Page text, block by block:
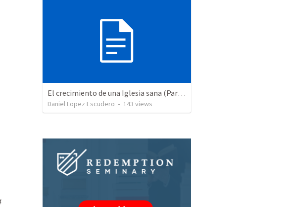
siempre que me acuerdo de vosotros,4
El crecimiento de una Iglesia sana (Parte 2)
Daniel Lopez Escudero • 143 views